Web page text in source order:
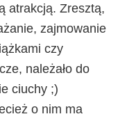
atrakcją. Zresztą,
zajmowanie
czy
należało do
ciuchy ;)
o nim ma